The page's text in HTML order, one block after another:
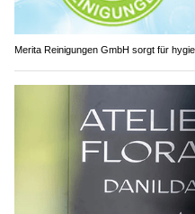
Merita Reinigungen GmbH sorgt für